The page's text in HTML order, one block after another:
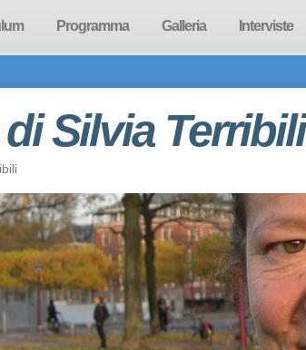
Programma Galleria Interviste
Silvia Terribili